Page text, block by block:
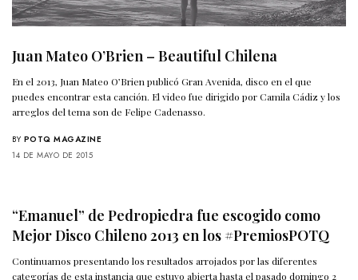
Juan Mateo O’Brien – Beautiful Chilena
En el 2013, Juan Mateo O’Brien publicó Gran Avenida, disco en el que
puedes encontrar esta canción. El video fue dirigido por Camila Cádiz y los
arreglos del tema son de Felipe Cadenasso.
BY POTQ MAGAZINE
14 DE MAYO DE 2015
“Emanuel” de Pedropiedra fue escogido como
Mejor Disco Chileno 2013 en los #PremiosPOTQ
Continuamos presentando los resultados arrojados por las diferentes
categorías de esta instancia que estuvo abierta hasta el pasado domingo 2